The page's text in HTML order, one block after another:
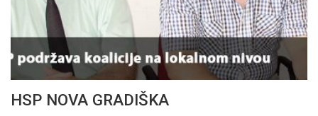
HSP NOVA GRADIŠKA